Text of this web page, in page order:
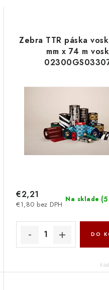
Zebra TTR páska
mm x 74 m vosk
Na sklade (
€1,80 bez DPH
€2,21
DO